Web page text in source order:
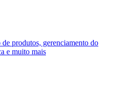
produtos, gerenciamento do
e muito mais